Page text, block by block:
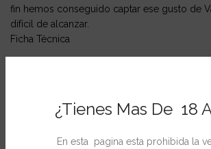
¿Tienes Mas De 18
En esta pagina esta prohibida la
fin hemos conseguido captar ese gusto de
difícil de alcanzar.
Ficha Técnica
Floración en interior: 9 – 11 semanas
Producción: 350 – 450 (g/m² en SOG)